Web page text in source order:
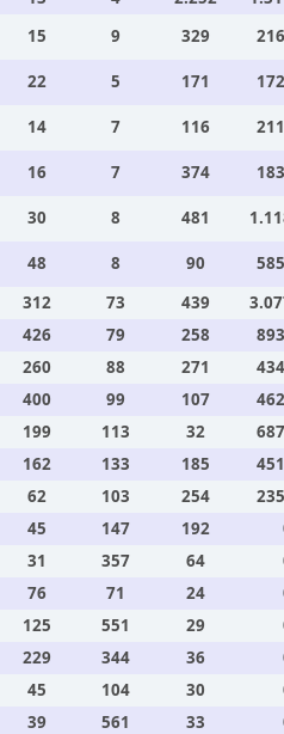
15 9 329
22 5 171
14 7 116
16 7 374
30 8 481
48 8 90
312 73 439
426 79 258
260 88 271
400 99 107
199 113 32
162 133 185
62 103 254
45 147 192
31 357 64
76 71 24
125 551 29
229 344 36
45 104 30
39 561 33